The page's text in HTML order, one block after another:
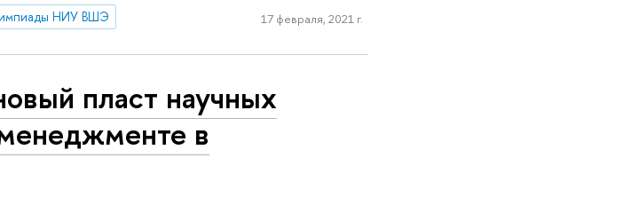
НИУ ВШЭ 17 февраля, 2021 г.
пласт научных
в